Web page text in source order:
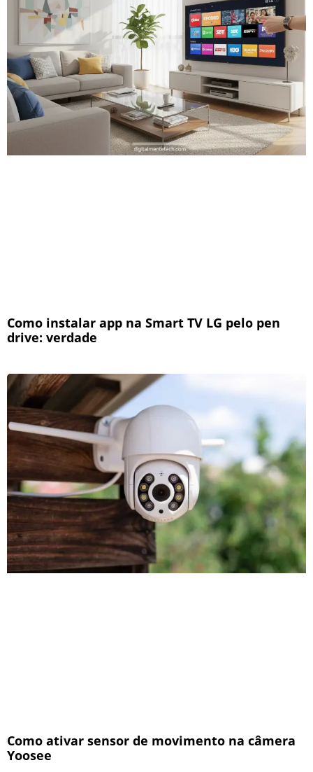
Como instalar app na Smart TV LG pelo pen
drive: verdade
Como ativar sensor de movimento na câmera
Yoosee